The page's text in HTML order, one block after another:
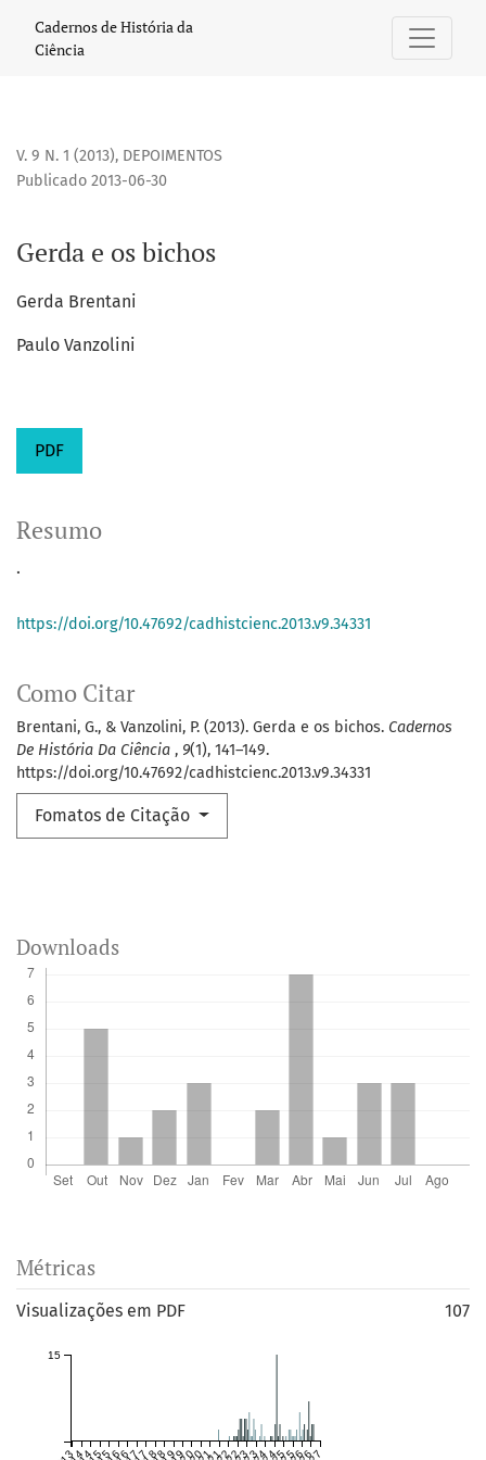
Cadernos de História da
Ciência
V. 9 N. 1 (2013), DEPOIMENTOS
Gerda e os bichos
Publicado 2013-06-30
Gerda Brentani
Paulo Vanzolini
PDF
Como Citar
Brentani, G., & Vanzolini, P. (2013). Gerda e os bichos. Cadernos
De História Da Ciência , 9(1), 141–149.
https://doi.org/10.47692/cadhistcienc.2013.v9.34331
Fomatos de Citação
Resumo
.
https://doi.org/10.47692/cadhistcienc.2013.v9.34331
Downloads
Métricas
Visualizações em PDF 107
15